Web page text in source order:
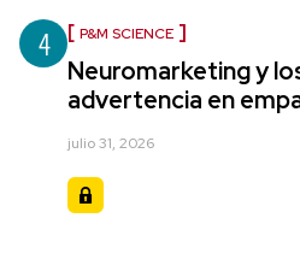
4 P&M SCIENCE
Neuromarketing y
advertencia en
julio 31, 2026